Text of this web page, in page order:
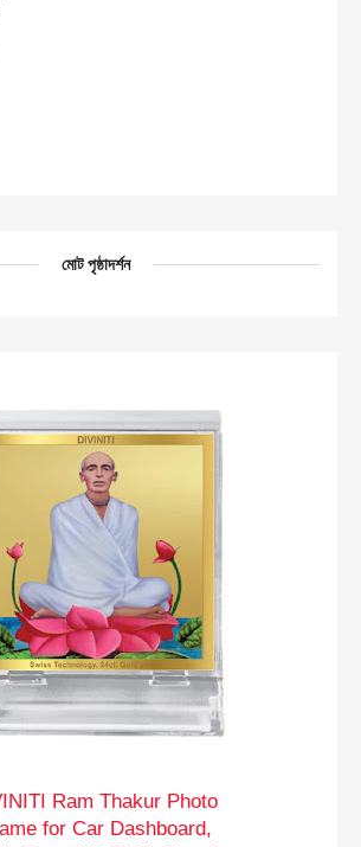
মোট পৃষ্ঠাদর্শন
Ram Thakur Photo
for Car Dashboard,